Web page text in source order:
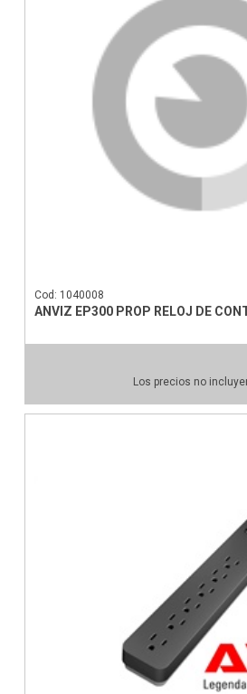
Cod: 1040008
ANVIZ EP300 PROP RELOJ DE
Los precios no